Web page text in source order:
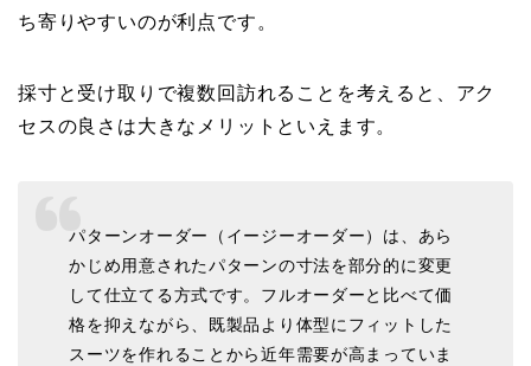
ち寄りやすいのが利点です。
採寸と受け取りで複数回訪れることを考えると、アク
セスの良さは大きなメリットといえます。
パターンオーダー（イージーオーダー）は、あら
かじめ用意されたパターンの寸法を部分的に変更
して仕立てる方式です。フルオーダーと比べて価
格を抑えながら、既製品より体型にフィットした
スーツを作れることから近年需要が高まっていま